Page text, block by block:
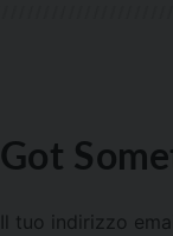
Got
Il tuo indirizzo